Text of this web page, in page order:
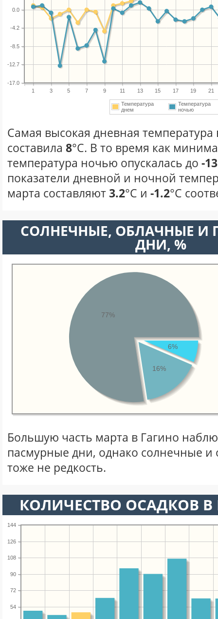
1 3 5 7 9 11 13 15 17 19 21
-17.0
-12.7
-8.5
-4.2
0.0
Температура
днем
Температура
ночью
Самая высокая дневная температура
составила 8°С. В то время как
температура ночью опускалась до -13
показатели дневной и ночной
марта составляют3.2°С и -1.2°С
CОЛНЕЧНЫЕ, ОБЛАЧНЫЕ И
ДНИ, %
6%
16%
77%
Большую часть марта в Гагино
пасмурные дни, однако солнечные
тоже не редкость.
КОЛИЧЕСТВО ОСАДКОВ
54
72
90
108
126
144